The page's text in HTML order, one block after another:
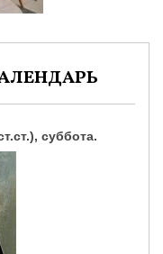
суббота.